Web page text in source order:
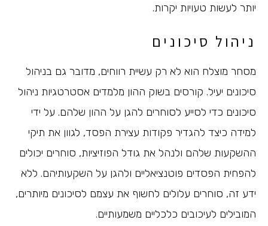
יותר לעשות טעויות יקרות.
ניהול סיכונים
מסחר מוצלח הוא לא רק עשיית רווחים, מדובר גם בניהול
סיכונים יעיל. קורסים בשוק ההון מלמדים אסטרטגיות ניהול
סיכונים כדי לסייע לסוחרים להגן על ההון שלהם. על ידי
למידה כיצד להגדיר פקודות עצירת הפסד, לגוון את תיקי
ההשקעות שלהם ולנהל את גודל הפוזיציות, סוחרים יכולים
להפחית הפסדים פוטנציאליים ולהגן על השקעותיהם. ללא
ידע זה, סוחרים עלולים לחשוף את עצמם לסיכונים מיותרים,
המובילים לעיכובים כלכליים משמעותיים.